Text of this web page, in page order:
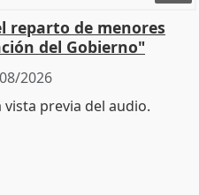
reparto de menores
del Gobierno"
2026